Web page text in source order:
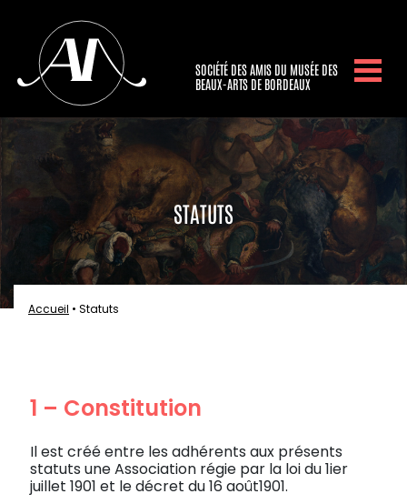
SOCIÉTÉ DES AMIS DU MUSÉE DES
BEAUX-ARTS DE BORDEAUX
STATUTS
Accueil • Statuts
1 – Constitution
Il est créé entre les adhérents aux présents
statuts une Association régie par la loi du 1ier
juillet 1901 et le décret du 16 août1901.